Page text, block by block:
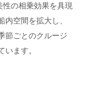
の相乗効果を具現
空間を拡大し、
節ごとのクルージ
います。